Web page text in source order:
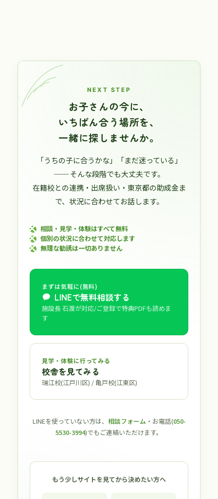
NEXT STEP
お子さんの今に、
いちばん合う場所を、
一緒に探しませんか。
「うちの子に合うかな」「まだ迷っている」
── そんな段階でも大丈夫です。
在籍校との連携・出席扱い・東京都の助成金ま
で、状況に合わせてお話します。
相談・見学・体験はすべて無料
個別の状況に合わせて対応します
無理な勧誘は一切ありません
まずは気軽に(無料)
LINEで無料相談する
施設長 石渡が対応/ご登録で特典PDFも読めま
す
見学・体験に行ってみる
校舎を見てみる
瑞江校(江戸川区) / 亀戸校(江東区)
LINEを使っていない方は、 相談フォーム ・お電話(050-
5530-3994)でもご連絡いただけます。
もう少しサイトを見てから決めたい方へ